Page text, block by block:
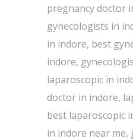
pregnancy doctor
gynecologists in
in indore, best
indore,
laparoscopic in
doctor in indore,
best laparoscopic
in indore near me,